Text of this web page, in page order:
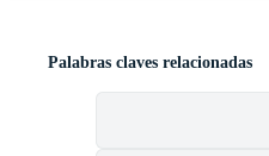
Palabras claves relacionadas